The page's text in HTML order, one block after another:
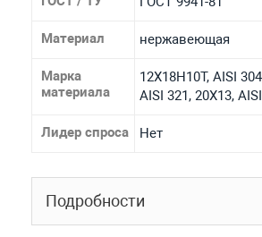
Материал нержавеющая
Марка
материала
12Х18Н10Т, AISI
AISI 321, 20Х13,
Лидер спроса Нет
Подробности